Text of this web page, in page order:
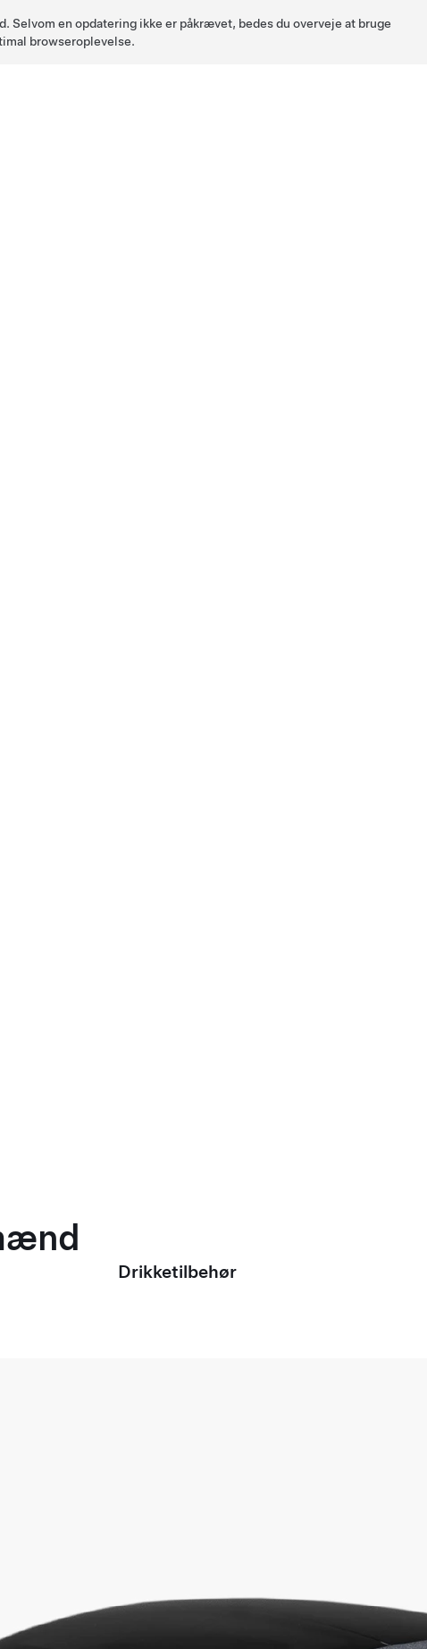
en opdatering ikke er påkrævet, bedes du overveje at bruge
browseroplevelse.
Drikketilbehør